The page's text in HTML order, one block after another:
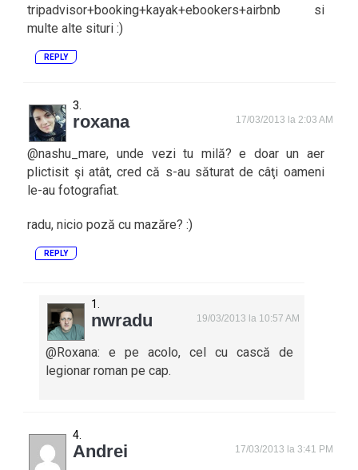
tripadvisor+booking+kayak+ebookers+airbnb si
multe alte situri :)
REPLY
roxana 17/03/2013 la 2:03 AM
@nashu_mare, unde vezi tu milă? e doar un aer
plictisit şi atât, cred că s-au săturat de câţi oameni
le-au fotografiat.
radu, nicio poză cu mazăre? :)
REPLY
nwradu 19/03/2013 la 10:57 AM
@Roxana: e pe acolo, cel cu cască de
legionar roman pe cap.
Andrei 17/03/2013 la 3:41 PM